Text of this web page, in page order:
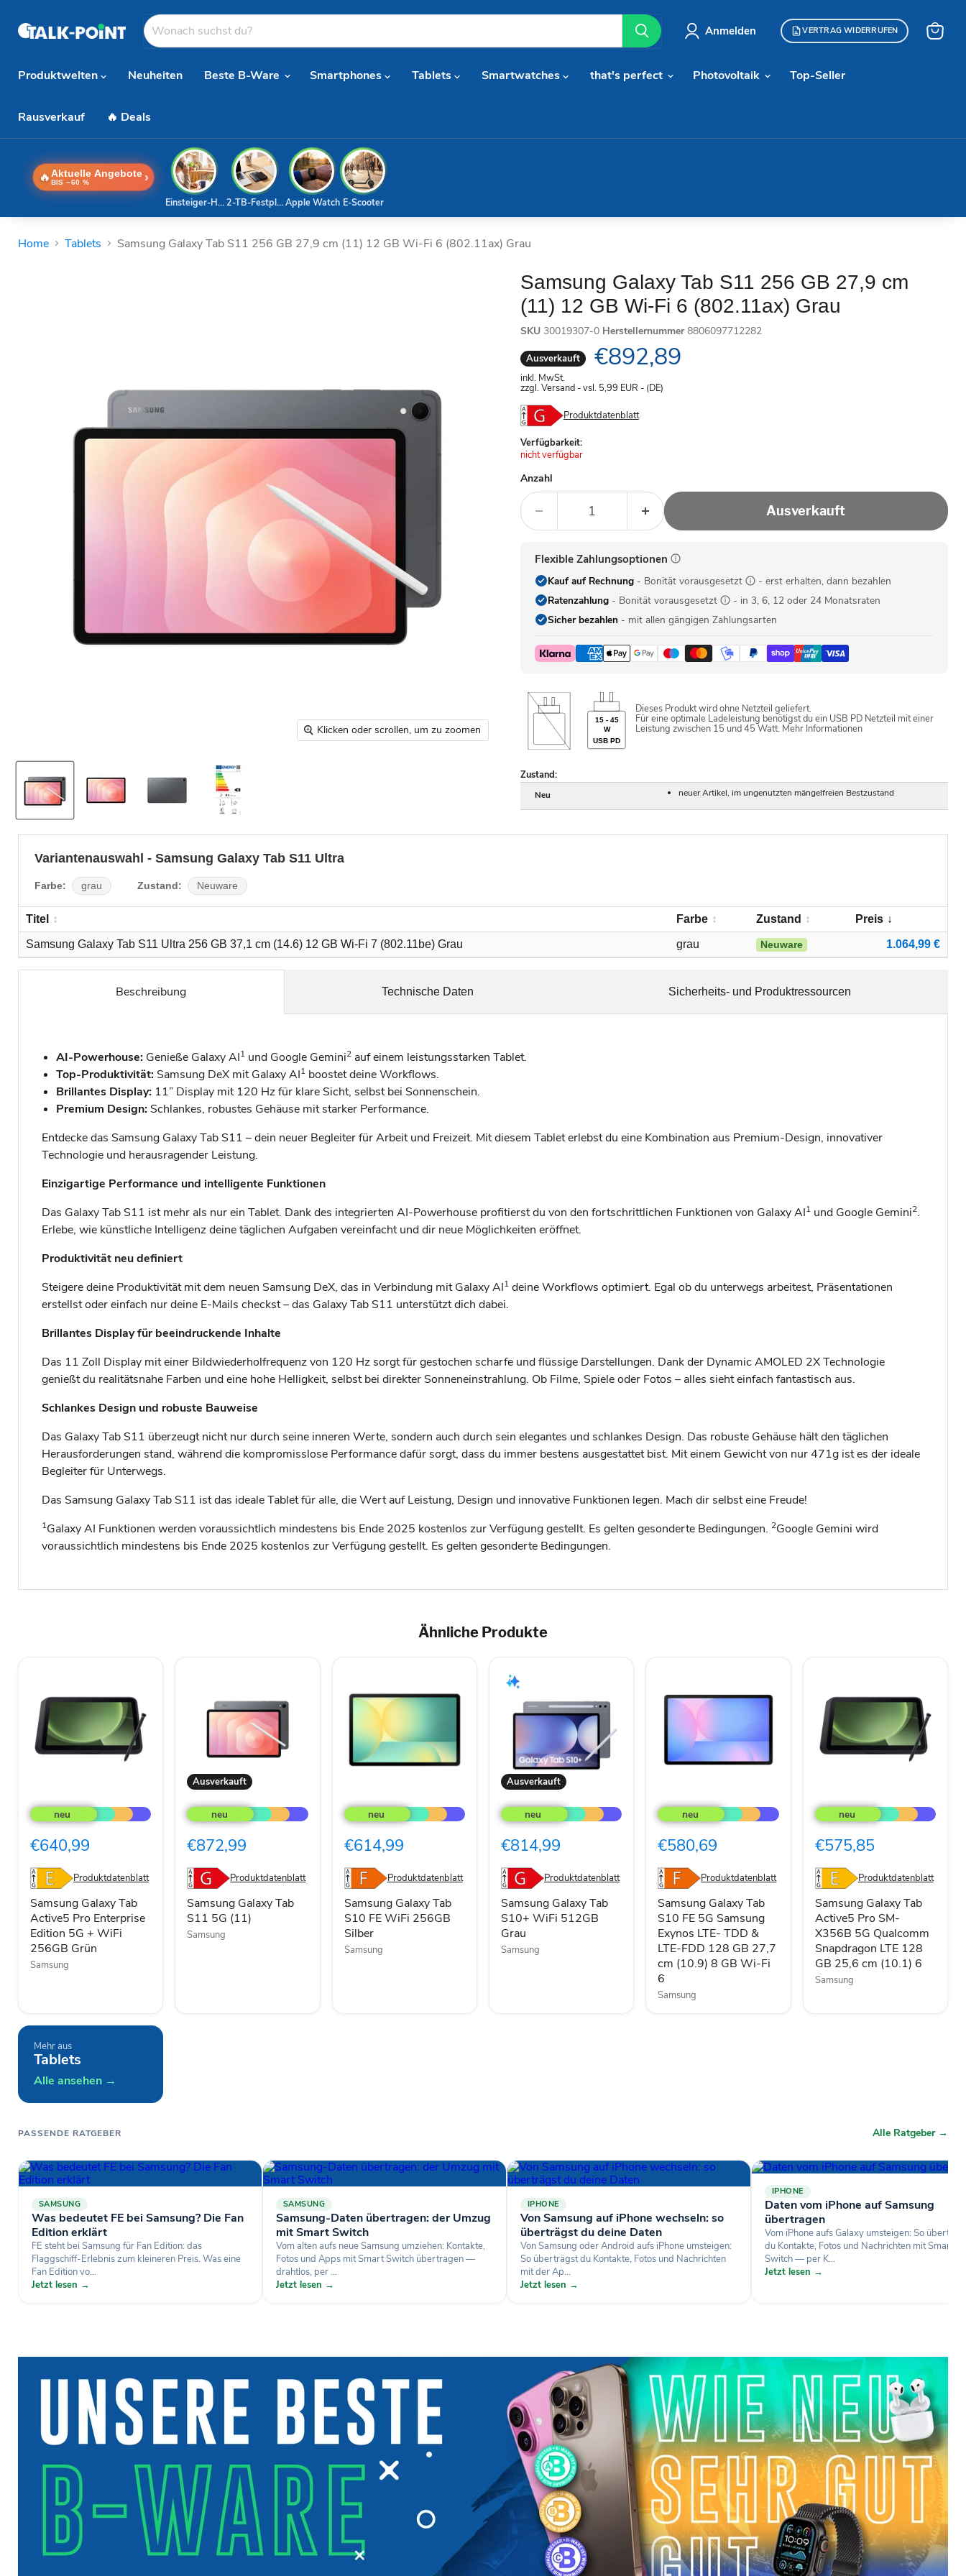
Anmelden VERTRAG WIDERRUFEN
Produktwelten
Neuheiten Beste B-Ware Smartphones Tablets Smartwatches that's perfect Photovoltaik Top-Seller
Rausverkauf 🔥 Deals
🔥 Aktuelle Angebote
BIS −60 % ›
E-Scooter
Apple Watch
2-TB-Festplatte
Einsteiger-Handy
Home Tablets Samsung Galaxy Tab S11 256 GB 27,9 cm (11) 12 GB Wi-Fi 6 (802.11ax) Grau
Klicken oder scrollen, um zu zoomen
Samsung Galaxy Tab S11 256 GB 27,9 cm
(11) 12 GB Wi-Fi 6 (802.11ax) Grau
SKU 30019307-0 Herstellernummer 8806097712282
Ausverkauft Aktueller Preis
€892,89
inkl. MwSt.
zzgl. Versand - vsl. 5,99 EUR - (DE)
Produktdatenblatt
Verfügbarkeit:
Achtung:
nicht verfügbar
Anzahl
Ausverkauft
Flexible Zahlungsoptionen
Kauf auf Rechnung- Bonität vorausgesetzt
- erst erhalten, dann bezahlen
Ratenzahlung- Bonität vorausgesetzt
- in 3, 6, 12 oder 24 Monatsraten
Sicher bezahlen- mit allen gängigen Zahlungsarten
15 - 45
W
USB PD
Dieses Produkt wird ohne Netzteil geliefert.
Für eine optimale Ladeleistung benötigst du ein USB PD Netzteil mit einer
Leistung zwischen 15 und 45 Watt. Mehr Informationen
Zustand:
Neu neuer Artikel, im ungenutzten mängelfreien Bestzustand
Variantenauswahl - Samsung Galaxy Tab S11 Ultra
Farbe: grau Zustand: Neuware
Titel Farbe Zustand Preis
Samsung Galaxy Tab S11 Ultra 256 GB 37,1 cm (14.6) 12 GB Wi-Fi 7 (802.11be) Grau grau Neuware 1.064,99 €
Beschreibung
AI-Powerhouse: Genieße Galaxy AI1 und Google Gemini2 auf einem leistungsstarken Tablet.
Top-Produktivität: Samsung DeX mit Galaxy AI1 boostet deine Workflows.
Brillantes Display: 11” Display mit 120 Hz für klare Sicht, selbst bei Sonnenschein.
Premium Design: Schlankes, robustes Gehäuse mit starker Performance.
Entdecke das Samsung Galaxy Tab S11 – dein neuer Begleiter für Arbeit und Freizeit. Mit diesem Tablet erlebst du eine Kombination aus Premium-Design, innovativer
Technologie und herausragender Leistung.
Einzigartige Performance und intelligente Funktionen
Das Galaxy Tab S11 ist mehr als nur ein Tablet. Dank des integrierten AI-Powerhouse profitierst du von den fortschrittlichen Funktionen von Galaxy AI1 und Google Gemini2.
Erlebe, wie künstliche Intelligenz deine täglichen Aufgaben vereinfacht und dir neue Möglichkeiten eröffnet.
Produktivität neu definiert
Steigere deine Produktivität mit dem neuen Samsung DeX, das in Verbindung mit Galaxy AI1 deine Workflows optimiert. Egal ob du unterwegs arbeitest, Präsentationen
erstellst oder einfach nur deine E-Mails checkst – das Galaxy Tab S11 unterstützt dich dabei.
Brillantes Display für beeindruckende Inhalte
Das 11 Zoll Display mit einer Bildwiederholfrequenz von 120 Hz sorgt für gestochen scharfe und flüssige Darstellungen. Dank der Dynamic AMOLED 2X Technologie
genießt du realitätsnahe Farben und eine hohe Helligkeit, selbst bei direkter Sonneneinstrahlung. Ob Filme, Spiele oder Fotos – alles sieht einfach fantastisch aus.
Schlankes Design und robuste Bauweise
Das Galaxy Tab S11 überzeugt nicht nur durch seine inneren Werte, sondern auch durch sein elegantes und schlankes Design. Das robuste Gehäuse hält den täglichen
Herausforderungen stand, während die kompromisslose Performance dafür sorgt, dass du immer bestens ausgestattet bist. Mit einem Gewicht von nur 471g ist es der ideale
Begleiter für Unterwegs.
Das Samsung Galaxy Tab S11 ist das ideale Tablet für alle, die Wert auf Leistung, Design und innovative Funktionen legen. Mach dir selbst eine Freude!
1Galaxy AI Funktionen werden voraussichtlich mindestens bis Ende 2025 kostenlos zur Verfügung gestellt. Es gelten gesonderte Bedingungen. 2Google Gemini wird
voraussichtlich mindestens bis Ende 2025 kostenlos zur Verfügung gestellt. Es gelten gesonderte Bedingungen.
Technische Daten Sicherheits- und Produktressourcen
Ähnliche Produkte
Galaxy
Tab
Pro
Edition
5G
+
WiFi
256GB
Grün
€640,99
Produktdatenblatt
Samsung Galaxy Tab
Active5 Pro Enterprise
Edition 5G + WiFi
256GB Grün
Samsung
Ausverkauft
Galaxy
Tab
5G
€872,99
Produktdatenblatt
Samsung Galaxy Tab
S11 5G (11)
Samsung
Galaxy
Tab
FE
256GB
Silber
€614,99
Produktdatenblatt
Samsung Galaxy Tab
S10 FE WiFi 256GB
Silber
Samsung
Ausverkauft
Galaxy
Tab
WiFi
Grau
€814,99
Produktdatenblatt
Samsung Galaxy Tab
S10+ WiFi 512GB
Grau
Samsung
Galaxy
Tab
FE
Samsung
Exynos
LTE-
TDD
&
LTE-
FDD
128
GB
27,7
cm
€580,69
Produktdatenblatt
Samsung Galaxy Tab
S10 FE 5G Samsung
Exynos LTE- TDD &
LTE-FDD 128 GB 27,7
cm (10.9) 8 GB Wi-Fi
6
Samsung
Galaxy
Tab
Pro
X356B
5G
Qualcomm
Snapdragon
LTE
128
GB
25,6
cm
€575,85
Produktdatenblatt
Samsung Galaxy Tab
Active5 Pro SM-
X356B 5G Qualcomm
Snapdragon LTE 128
GB 25,6 cm (10.1) 6
Samsung
Mehr aus
Tablets
Alle ansehen →
PASSENDE RATGEBER Alle Ratgeber →
SAMSUNG
Was bedeutet FE bei Samsung? Die Fan
Edition erklärt
FE steht bei Samsung für Fan Edition: das
Flaggschiff-Erlebnis zum kleineren Preis. Was eine
Fan Edition vo...
Jetzt lesen →
SAMSUNG
Samsung-Daten übertragen: der Umzug
mit Smart Switch
Vom alten aufs neue Samsung umziehen: Kontakte,
Fotos und Apps mit Smart Switch übertragen —
drahtlos, per ...
Jetzt lesen →
IPHONE
Von Samsung auf iPhone wechseln: so
überträgst du deine Daten
Von Samsung oder Android aufs iPhone umsteigen:
So überträgst du Kontakte, Fotos und Nachrichten
mit der Ap...
Jetzt lesen →
IPHONE
Daten vom iPhone auf Samsung
übertragen
Vom iPhone aufs Galaxy umsteigen: So
du Kontakte, Fotos und Nachrichten mit Smart
Switch — per K...
Jetzt lesen →